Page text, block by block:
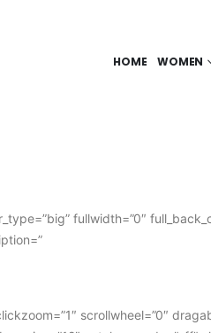
HOME WOMEN
fullwidth=”0″
scrollwheel=”0″